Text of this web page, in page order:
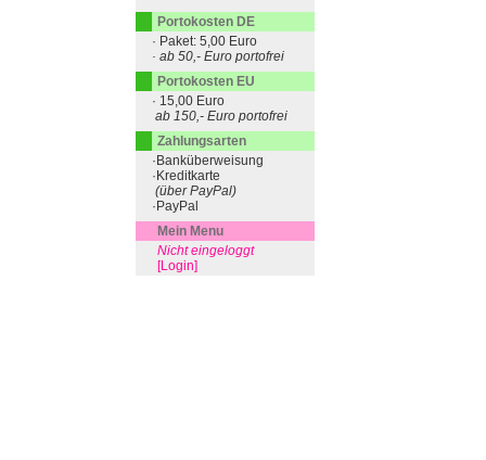
Portokosten DE
· Paket: 5,00 Euro
· ab 50,- Euro portofrei
Portokosten EU
· 15,00 Euro
ab 150,- Euro portofrei
Zahlungsarten
·Banküberweisung
·Kreditkarte
(über PayPal)
·PayPal
Mein Menu
Nicht eingeloggt
[Login]